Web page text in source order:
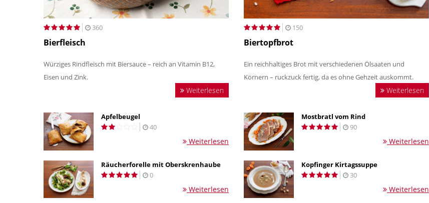
360
Bierfleisch
Würziges Rindfleisch mit Biersauce – reich an Vitamin B12,
Eisen und Zink.
Weiterlesen
150
Biertopfbrot
Ein reichhaltiges Brot mit verschiedenen Ölsaaten und
Körnern – ruckzuck fertig, da es ohne Gehzeit auskommt.
Weiterlesen
Apfelbeugel
40
Weiterlesen
Mostbratl vom Rind
90
Weiterlesen
Räucherforelle mit Oberskrenhaube
0
Weiterlesen
Kopfinger Kirtagssuppe
30
Weiterlesen